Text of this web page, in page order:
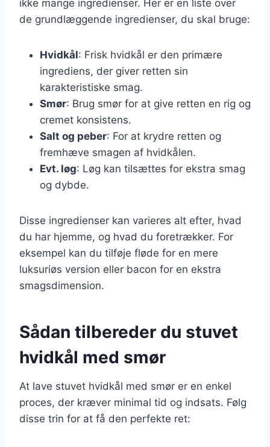
ikke mange ingredienser. Her er en liste over
de grundlæggende ingredienser, du skal bruge:
Hvidkål: Frisk hvidkål er den primære
ingrediens, der giver retten sin
karakteristiske smag.
Smør: Brug smør for at give retten en rig og
cremet konsistens.
Salt og peber: For at krydre retten og
fremhæve smagen af hvidkålen.
Evt. løg: Løg kan tilsættes for ekstra smag
og dybde.
Disse ingredienser kan varieres alt efter, hvad
du har hjemme, og hvad du foretrækker. For
eksempel kan du tilføje fløde for en mere
luksuriøs version eller bacon for en ekstra
smagsdimension.
Sådan tilbereder du stuvet
hvidkål med smør
At lave stuvet hvidkål med smør er en enkel
proces, der kræver minimal tid og indsats. Følg
disse trin for at få den perfekte ret: